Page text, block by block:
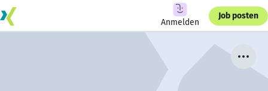
Anmelden
Job posten